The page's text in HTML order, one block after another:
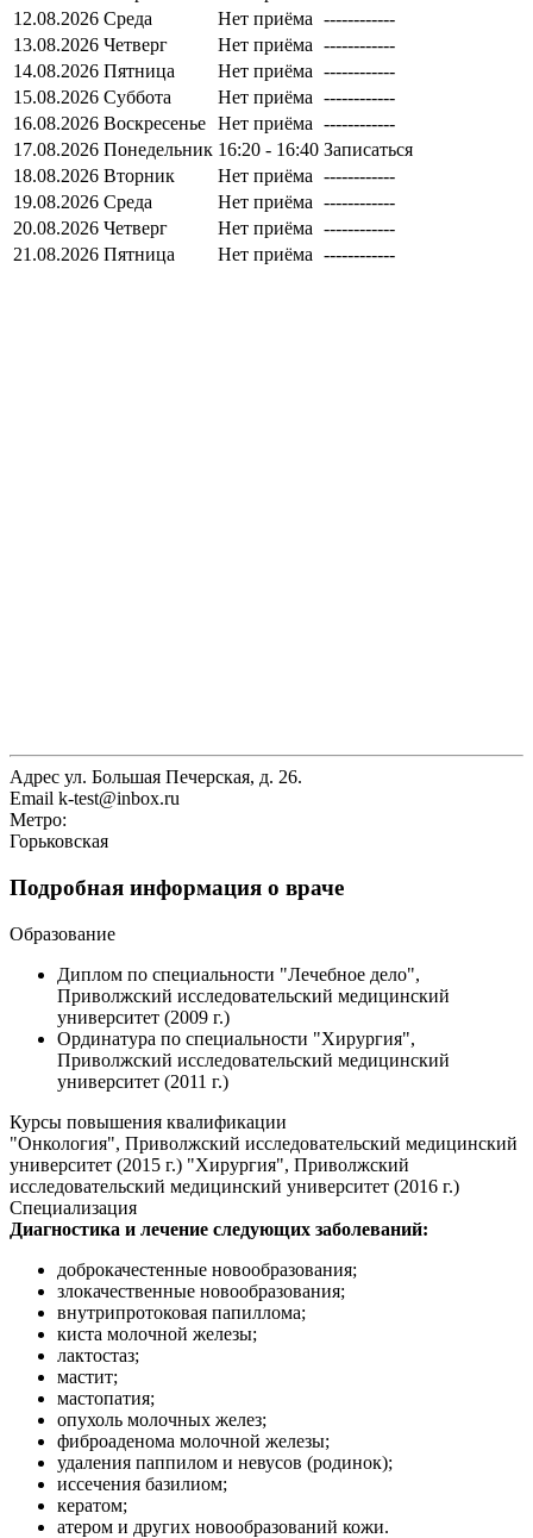
12.08.2026 Среда Нет приёма ------------
13.08.2026 Четверг Нет приёма ------------
14.08.2026 Пятница Нет приёма ------------
15.08.2026 Суббота Нет приёма ------------
16.08.2026 Воскресенье Нет приёма ------------
17.08.2026 Понедельник 16:20 - 16:40 Записаться
18.08.2026 Вторник Нет приёма ------------
19.08.2026 Среда Нет приёма ------------
20.08.2026 Четверг Нет приёма ------------
21.08.2026 Пятница Нет приёма ------------
Адрес ул. Большая Печерская, д. 26.
Email k-test@inbox.ru
Метро:
Горьковская
Подробная информация о враче
Образование
Диплом по специальности "Лечебное дело",
Приволжский исследовательский медицинский
университет (2009 г.)
Ординатура по специальности "Хирургия",
Приволжский исследовательский медицинский
университет (2011 г.)
Курсы повышения квалификации
"Онкология", Приволжский исследовательский медицинский
университет (2015 г.) "Хирургия", Приволжский
исследовательский медицинский университет (2016 г.)
Специализация
Диагностика и лечение следующих заболеваний:
доброкачестенные новообразования;
злокачественные новообразования;
внутрипротоковая папиллома;
киста молочной железы;
лактостаз;
мастит;
мастопатия;
опухоль молочных желез;
фиброаденома молочной железы;
удаления паппилом и невусов (родинок);
иссечения базилиом;
кератом;
атером и других новообразований кожи.